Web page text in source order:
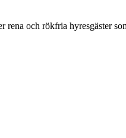
rena och rökfria hyresgäster